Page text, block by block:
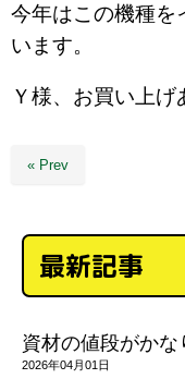
今年はこの機種を
います。
Ｙ様、お買い上げ
« Prev
最新記事
資材の値段がかな
2026年04月01日